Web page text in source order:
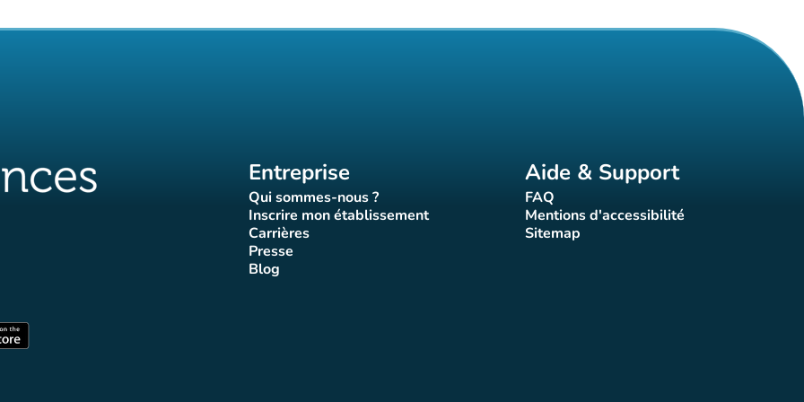
onglet)
Entreprise
Qui sommes-nous ?
(nouvel onglet)
Inscrire mon établissement
(nouvel onglet)
Carrières(nouvel onglet)
Presse(nouvel onglet)
Blog(nouvel onglet)
Aide & Support
FAQ(nouvel onglet)
Mentions d'accessibilité
(nouvel onglet)
Sitemap(nouvel onglet)